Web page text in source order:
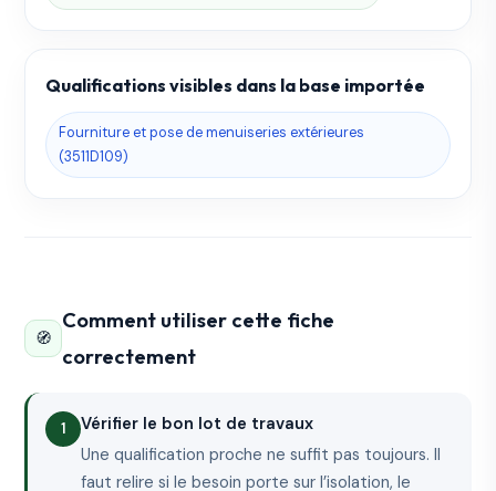
Qualifications visibles dans la base importée
Fourniture et pose de menuiseries extérieures
(3511D109)
🧭
Comment utiliser cette fiche
correctement
Vérifier le bon lot de travaux
Une qualification proche ne suffit pas toujours. Il
faut relire si le besoin porte sur l’isolation, le